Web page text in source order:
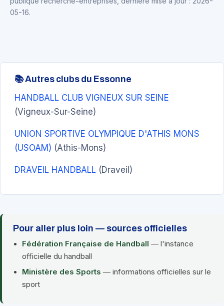
05-16.
📚 Autres clubs du Essonne
HANDBALL CLUB VIGNEUX SUR SEINE
(Vigneux-Sur-Seine)
UNION SPORTIVE OLYMPIQUE D'ATHIS MONS
(USOAM) (Athis-Mons)
DRAVEIL HANDBALL (Draveil)
Pour aller plus loin — sources officielles
Fédération Française de Handball — l'instance
officielle du handball
Ministère des Sports — informations officielles sur le
sport